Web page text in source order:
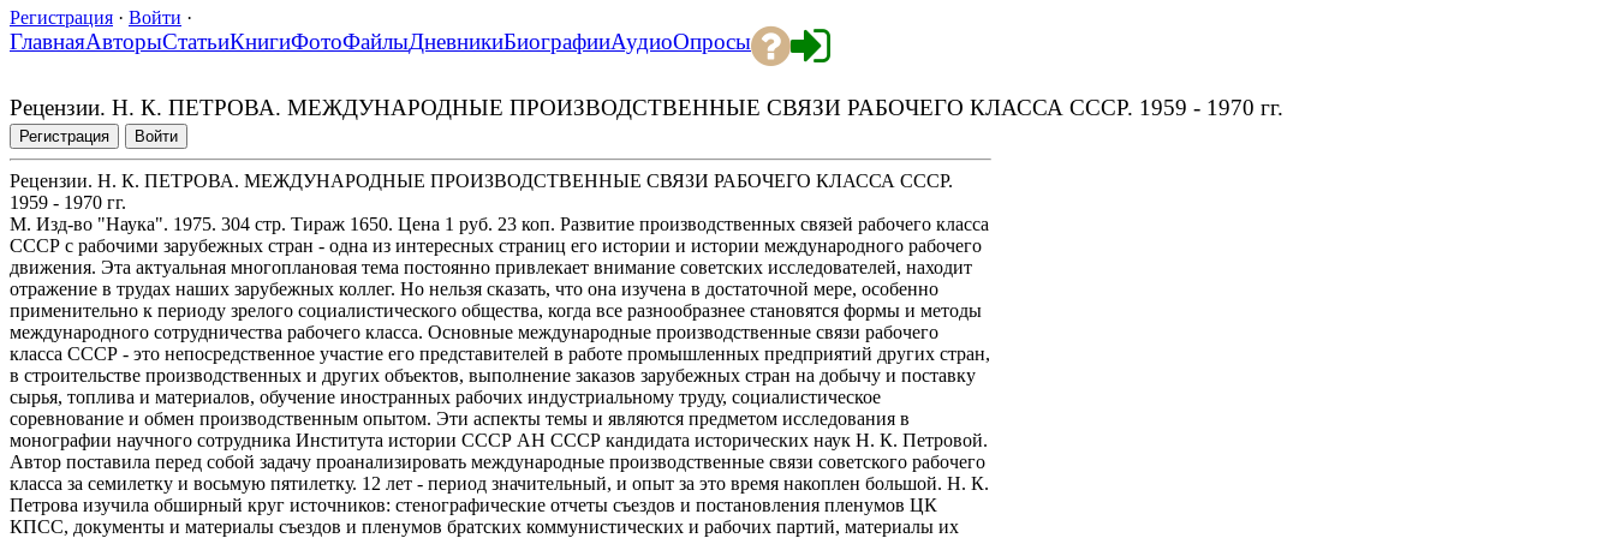
Регистрация · Войти ·
ГлавнаяАвторыСтатьиКнигиФотоФайлыДневникиБиографииАудиоОпросы
Рецензии. Н. К. ПЕТРОВА. МЕЖДУНАРОДНЫЕ ПРОИЗВОДСТВЕННЫЕ СВЯЗИ РАБОЧЕГО КЛАССА СССР. 1959 - 1970 гг.
Регистрация Войти
Рецензии. Н. К. ПЕТРОВА. МЕЖДУНАРОДНЫЕ ПРОИЗВОДСТВЕННЫЕ СВЯЗИ РАБОЧЕГО КЛАССА СССР.
1959 - 1970 гг.
М. Изд-во "Наука". 1975. 304 стр. Тираж 1650. Цена 1 руб. 23 коп. Развитие производственных связей рабочего класса
СССР с рабочими зарубежных стран - одна из интересных страниц его истории и истории международного рабочего
движения. Эта актуальная многоплановая тема постоянно привлекает внимание советских исследователей, находит
отражение в трудах наших зарубежных коллег. Но нельзя сказать, что она изучена в достаточной мере, особенно
применительно к периоду зрелого социалистического общества, когда все разнообразнее становятся формы и методы
международного сотрудничества рабочего класса. Основные международные производственные связи рабочего
класса СССР - это непосредственное участие его представителей в работе промышленных предприятий других стран,
в строительстве производственных и других объектов, выполнение заказов зарубежных стран на добычу и поставку
сырья, топлива и материалов, обучение иностранных рабочих индустриальному труду, социалистическое
соревнование и обмен производственным опытом. Эти аспекты темы и являются предметом исследования в
монографии научного сотрудника Института истории СССР АН СССР кандидата исторических наук Н. К. Петровой.
Автор поставила перед собой задачу проанализировать международные производственные связи советского рабочего
класса за семилетку и восьмую пятилетку. 12 лет - период значительный, и опыт за это время накоплен большой. Н. К.
Петрова изучила обширный круг источников: стенографические отчеты съездов и постановления пленумов ЦК
КПСС, документы и материалы съездов и пленумов братских коммунистических и рабочих партий, материалы их